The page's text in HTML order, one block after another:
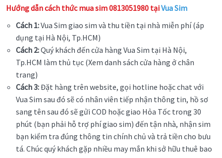
Hướng dẫn cách thức mua sim 0813051980 tạiVua Sim
Cách 1:Vua Sim giao sim và thu tiền tại nhà miễn phí (áp
dụng tại Hà Nội, Tp.HCM)
Cách 2:Quý khách đến cửa hàng Vua Sim tại Hà Nội,
Tp.HCM làm thủ tục (Xem danh sách cửa hàng ở chân
trang)
Cách 3:Đặt hàng trên website, gọi hotline hoặc chat với
Vua Sim sau đó sẽ có nhân viên tiếp nhận thông tin, hồ sơ
sang tên sau đó sẽ gửi COD hoặc giao Hỏa Tốc trong 30
phút (bạn phải hỗ trợ phí giao sim) đến tận nhà, nhận sim
bạn kiểm tra đúng thông tin chính chủ và trả tiền cho bưu
tá. Chúc quý khách gặp nhiều may mắn khi sở hữu thuê bao